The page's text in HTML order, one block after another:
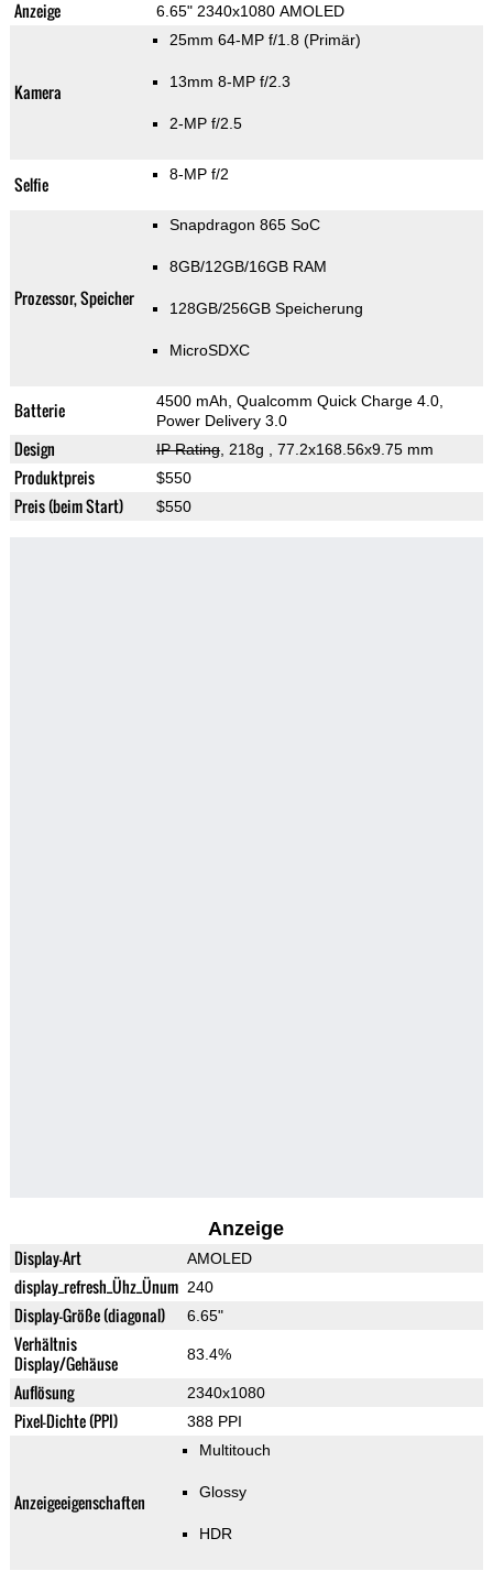
Anzeige 6.65" 2340x1080 AMOLED
Kamera
25mm 64-MP f/1.8 (Primär)
13mm 8-MP f/2.3
2-MP f/2.5
Selfie 8-MP f/2
Prozessor, Speicher
Snapdragon 865 SoC
8GB/12GB/16GB RAM
128GB/256GB Speicherung
MicroSDXC
Batterie
4500 mAh, Qualcomm Quick Charge 4.0,
Power Delivery 3.0
Design IP Rating, 218g , 77.2x168.56x9.75 mm
Produktpreis $550
Preis (beim Start) $550
Anzeige
Display-Art AMOLED
display_refresh_Ühz_Ünum 240
Display-Größe (diagonal) 6.65"
Verhältnis
Display/Gehäuse
83.4%
Auflösung 2340x1080
Pixel-Dichte (PPI) 388 PPI
Anzeigeeigenschaften
Multitouch
Glossy
HDR